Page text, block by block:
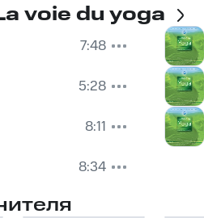
voie du yoga
7:48
5:28
8:11
8:34